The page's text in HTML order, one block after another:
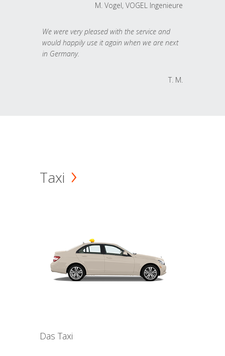
M. Vogel, VOGEL Ingenieure
We were very pleased with the service and
would happily use it again when we are next
in Germany.
T. M.
Taxi
Das Taxi